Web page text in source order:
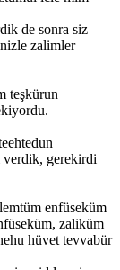
de sonra siz
zalimler
teşkürun
verdik, gerekirdi
enfüseküm
zaliküm
hüvet tevvabür